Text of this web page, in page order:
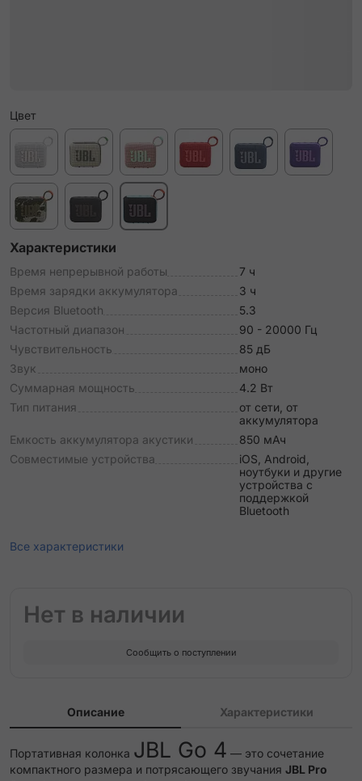
Цвет
Характеристики
Время непрерывной работы
7 ч
Время зарядки аккумулятора
3 ч
Версия Bluetooth
5.3
Частотный диапазон
90 - 20000 Гц
Чувствительность
85 дБ
Звук
моно
Суммарная мощность
4.2 Вт
Тип питания
от сети, от
аккумулятора
Емкость аккумулятора акустики
850 мАч
Совместимые устройства
iOS, Android,
ноутбуки и другие
устройства с
поддержкой
Bluetooth
Все характеристики
Нет в наличии
Сообщить о поступлении
Описание Характеристики
Портативная колонка JBL Go 4 — это сочетание
компактного размера и потрясающего звучания JBL Pro